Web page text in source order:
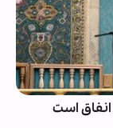
است